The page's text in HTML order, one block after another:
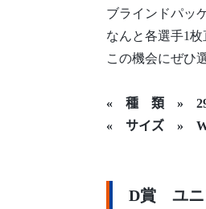
ブラインドパッ
なんと各選手1
この機会にぜひ
« 種 類 » 29種
« サイズ » W/
D賞 ユニ